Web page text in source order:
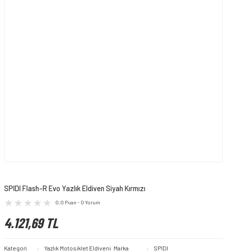
SPIDI Flash-R Evo Yazlık Eldiven Siyah Kırmızı
0.0 Puan - 0 Yorum
4.121,69 TL
Kategori Yazlık Motosiklet Eldiveni Marka SPIDI